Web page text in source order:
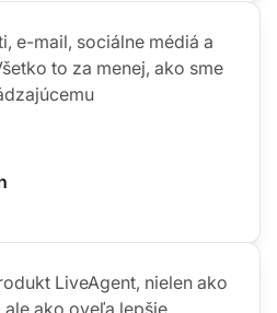
e-mail, sociálne médiá a
to za menej, ako sme
LiveAgent, nielen ako